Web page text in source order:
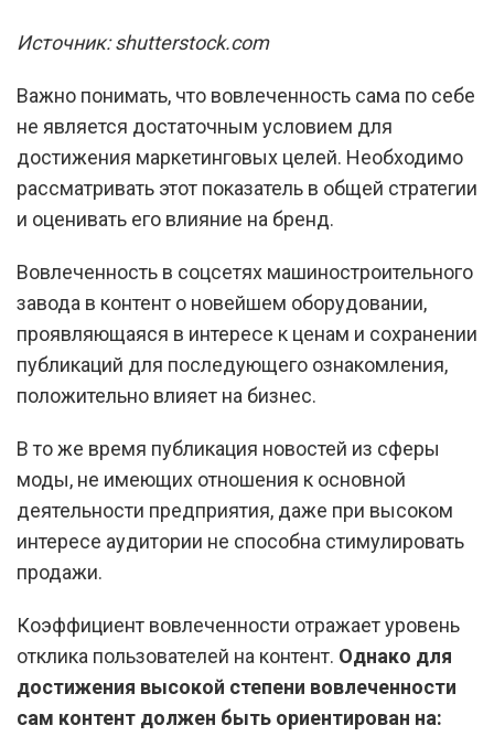
Источник: shutterstock.com
Важно понимать, что вовлеченность сама по себе
не является достаточным условием для
достижения маркетинговых целей. Необходимо
рассматривать этот показатель в общей стратегии
и оценивать его влияние на бренд.
Вовлеченность в соцсетях машиностроительного
завода в контент о новейшем оборудовании,
проявляющаяся в интересе к ценам и сохранении
публикаций для последующего ознакомления,
положительно влияет на бизнес.
В то же время публикация новостей из сферы
моды, не имеющих отношения к основной
деятельности предприятия, даже при высоком
интересе аудитории не способна стимулировать
продажи.
Коэффициент вовлеченности отражает уровень
отклика пользователей на контент. Однако для
достижения высокой степени вовлеченности
сам контент должен быть ориентирован на: